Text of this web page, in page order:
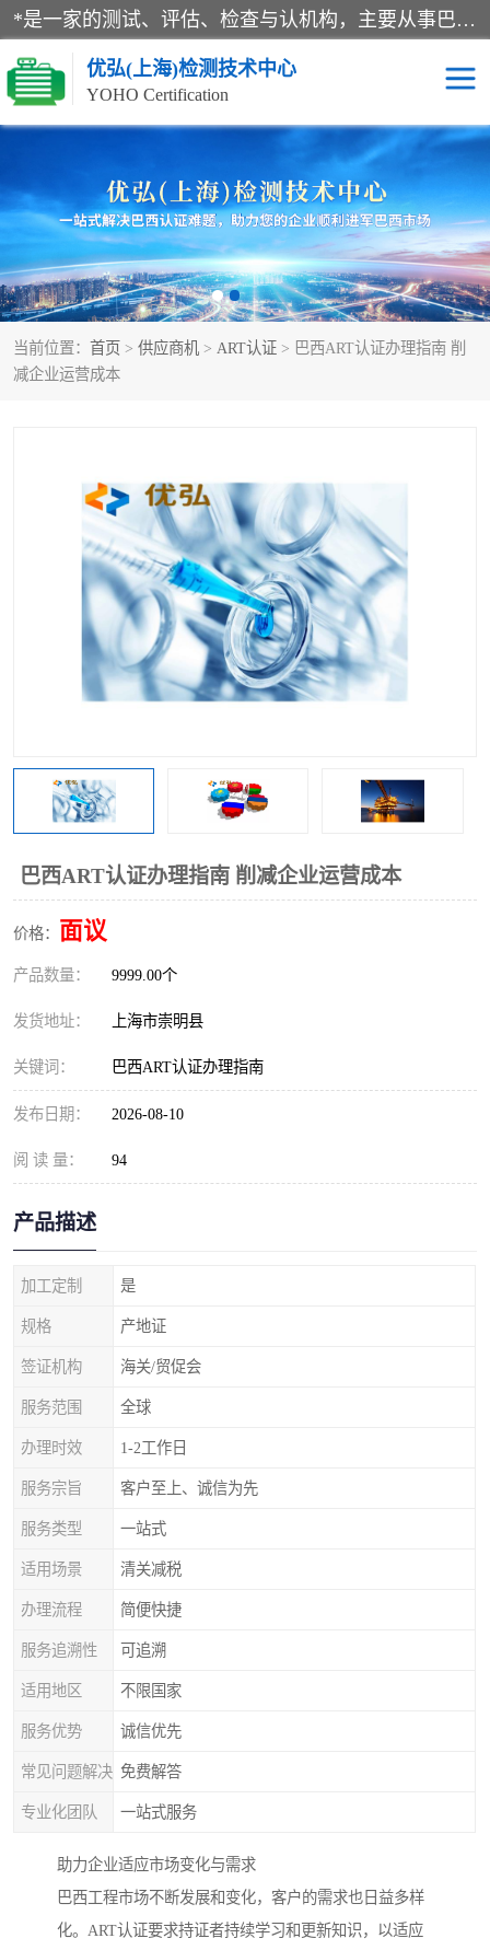
*是一家的测试、评估、检查与认机构，主要从事巴西NR10认证、NR12认证、NR13认证；ANATEL认证、INMTRO认证，欧盟CE认证：MD认证，PED认证，MID认证，ATEX认证，德国蓝色天使认证。
优弘(上海)检测技术中心
YOHO Certification
当前位置： 首页 > 供应商机 > ART认证 > 巴西ART认证办理指南 削
减企业运营成本
巴西ART认证办理指南 削减企业运营成本
价格： 面议
产品数量： 9999.00个
发货地址： 上海市崇明县
关键词： 巴西ART认证办理指南
发布日期： 2026-08-10
阅 读 量： 94
产品描述
加工定制 是
规格 产地证
签证机构 海关/贸促会
服务范围 全球
办理时效 1-2工作日
服务宗旨 客户至上、诚信为先
服务类型 一站式
适用场景 清关减税
办理流程 简便快捷
服务追溯性 可追溯
适用地区 不限国家
服务优势 诚信优先
常见问题解决 免费解答
专业化团队 一站式服务
助力企业适应市场变化与需求
巴西工程市场不断发展和变化，客户的需求也日益多样
化。ART认证要求持证者持续学习和更新知识，以适应
RECYCLASS认证 NR10认证
NR12认证 NR13认证
ART认证 巴西NR认证
巴西认证 RETIE认证